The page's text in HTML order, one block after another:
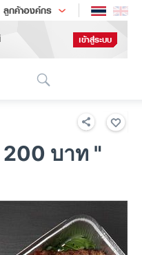
ลูกค้าองค์กร
เทรนด์เทคโนโลยี
เข้าสู่ระบบ
รบ 200 บาท "